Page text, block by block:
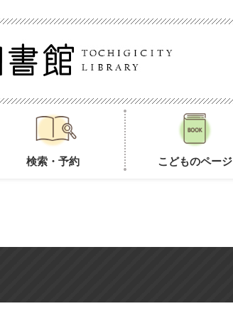
検索・予約 こどものページ